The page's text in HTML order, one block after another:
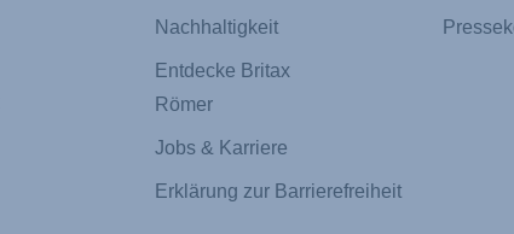
Nachhaltigkeit
Entdecke Britax
Römer
Jobs & Karriere
Erklärung zur Barrierefreiheit